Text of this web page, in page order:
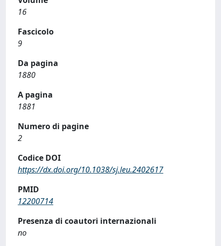
16
Fascicolo
9
Da pagina
1880
A pagina
1881
Numero di pagine
2
Codice DOI
https://dx.doi.org/10.1038/sj.leu.2402617
PMID
12200714
Presenza di coautori internazionali
no